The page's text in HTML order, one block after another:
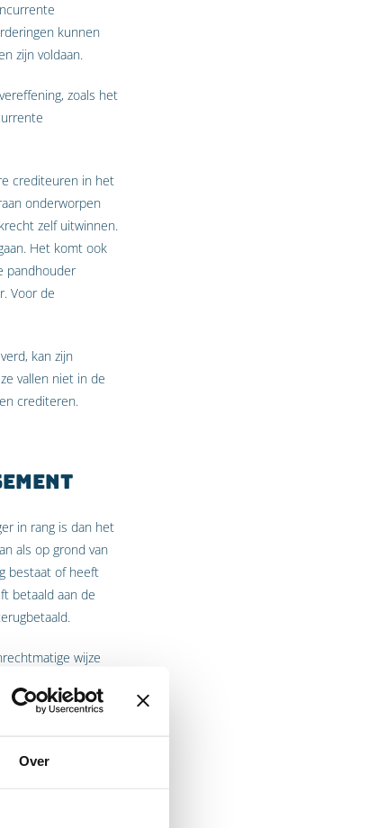
Over
kunnen
zijn voldaan.
zoals het
crediteuren in het
onderworpen
zelf uitwinnen.
Het komt ook
pandhouder
Voor de
kan zijn
vallen niet in de
crediteren.
in rang is dan het
als op grond van
bestaat of heeft
betaald aan de
wijze
van het